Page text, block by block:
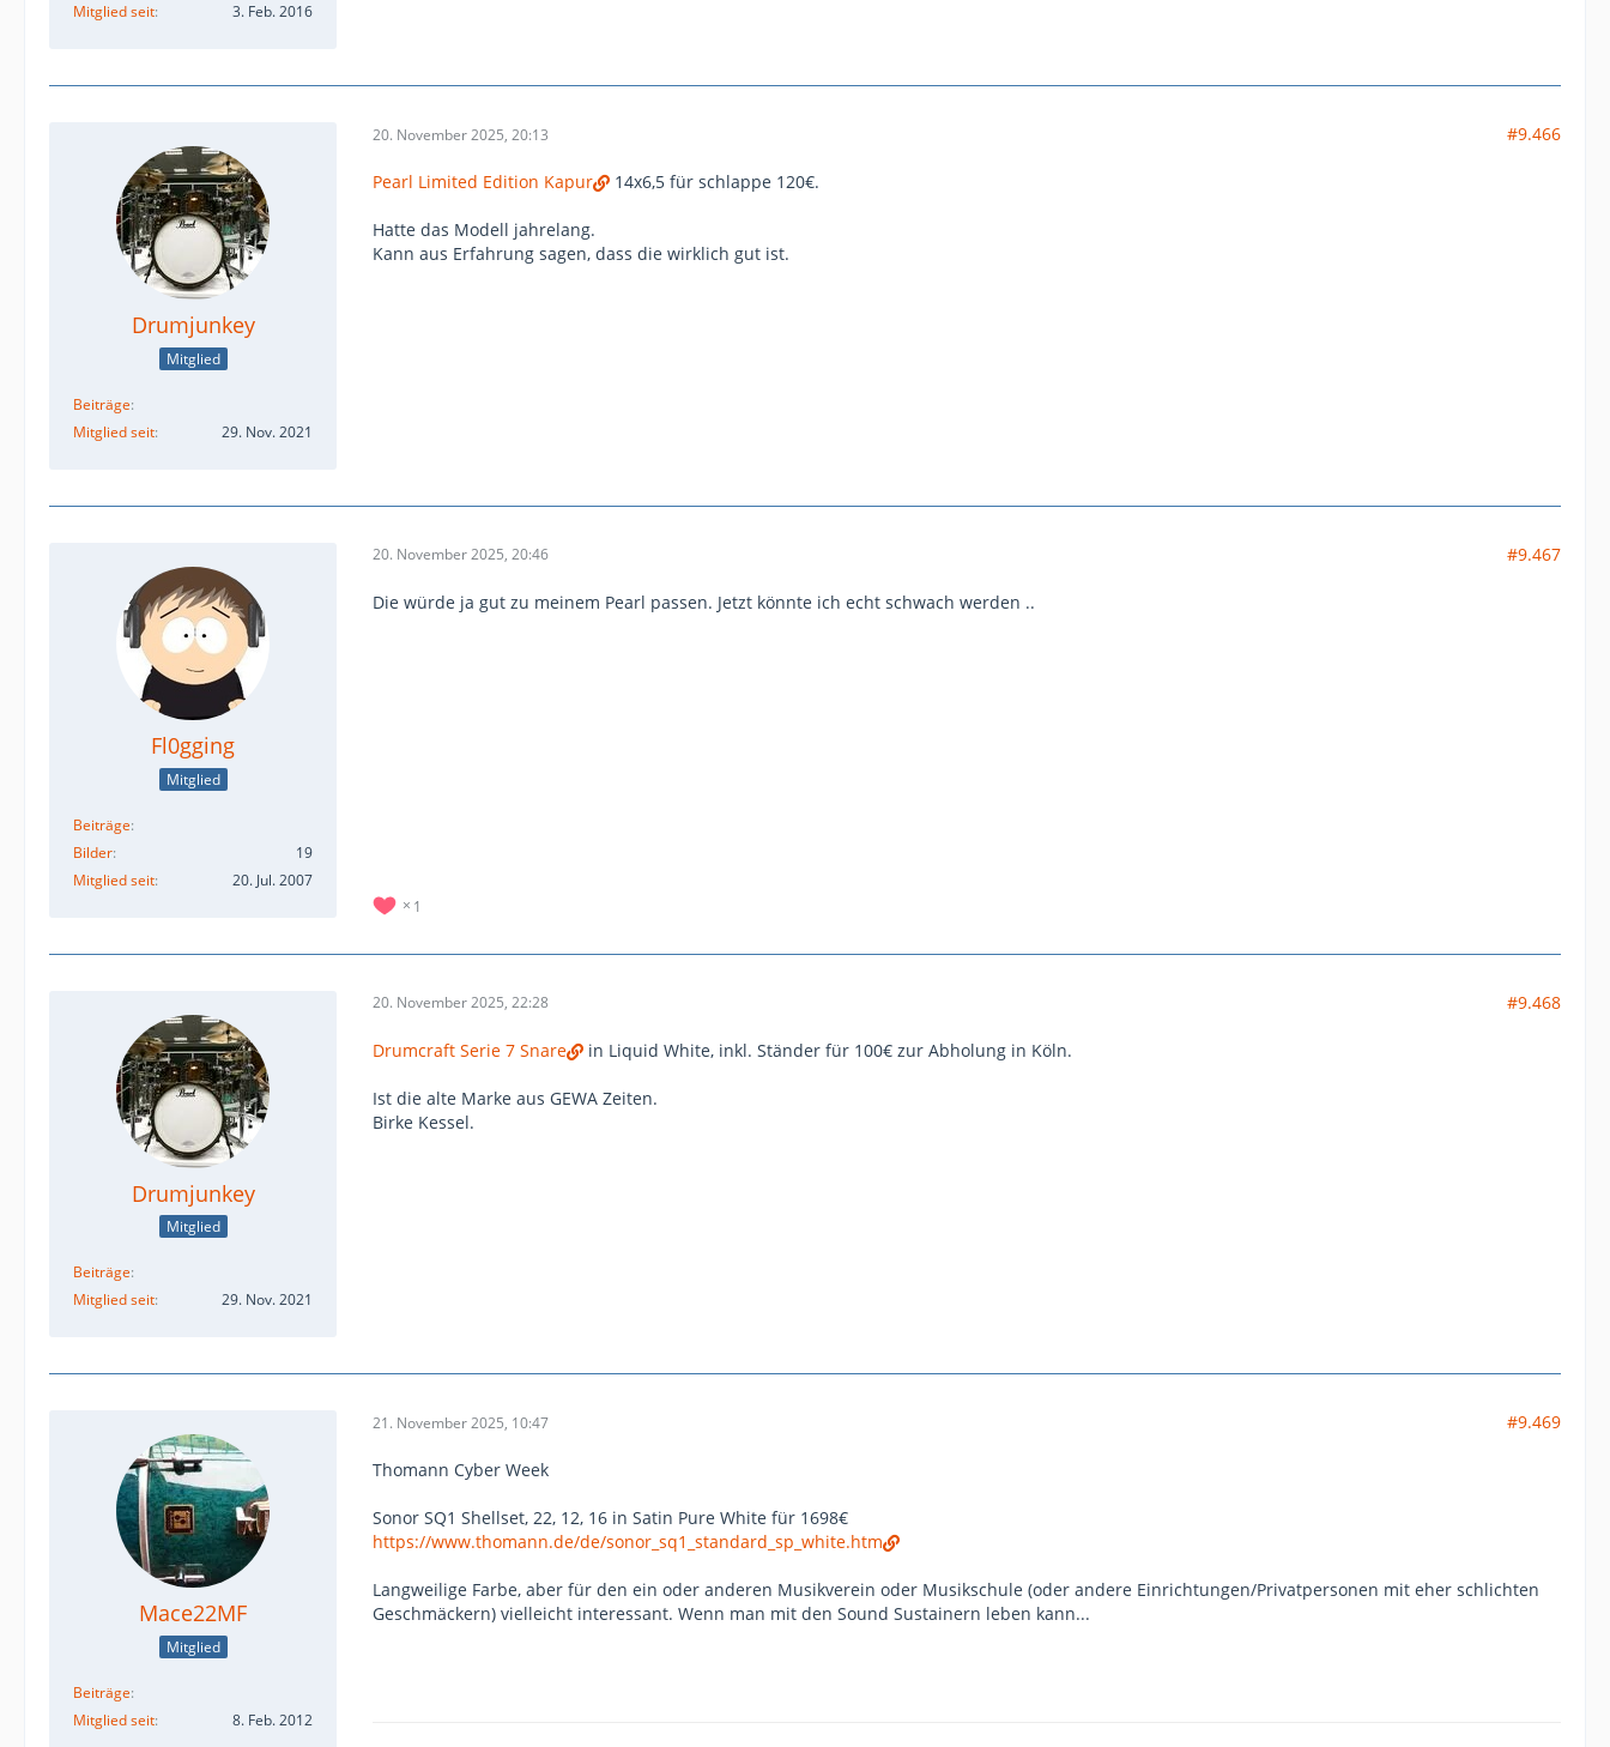
Mitglied seit
3. Feb. 2016
Drumjunkey
Mitglied
Beiträge
Mitglied seit
29. Nov. 2021
20. November 2025, 20:13 #9.466
Pearl Limited Edition Kapur 14x6,5 für schlappe 120€.
Hatte das Modell jahrelang.
Kann aus Erfahrung sagen, dass die wirklich gut ist.
Fl0gging
Mitglied
Beiträge
Bilder
19
Mitglied seit
20. Jul. 2007
20. November 2025, 20:46 #9.467
Die würde ja gut zu meinem Pearl passen. Jetzt könnte ich echt schwach werden ..
1
Drumjunkey
Mitglied
Beiträge
Mitglied seit
29. Nov. 2021
20. November 2025, 22:28 #9.468
Drumcraft Serie 7 Snare in Liquid White, inkl. Ständer für 100€ zur Abholung in Köln.
Ist die alte Marke aus GEWA Zeiten.
Birke Kessel.
Mace22MF
Mitglied
Beiträge
Mitglied seit
8. Feb. 2012
21. November 2025, 10:47 #9.469
Thomann Cyber Week
Sonor SQ1 Shellset, 22, 12, 16 in Satin Pure White für 1698€
https://www.thomann.de/de/sonor_sq1_standard_sp_white.htm
Langweilige Farbe, aber für den ein oder anderen Musikverein oder Musikschule (oder andere Einrichtungen/Privatpersonen mit eher schlichten
Geschmäckern) vielleicht interessant. Wenn man mit den Sound Sustainern leben kann...